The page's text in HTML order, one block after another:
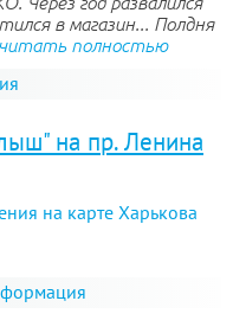
в магазин... Полдня
читать полностью
на пр. Ленина
на карте Харькова